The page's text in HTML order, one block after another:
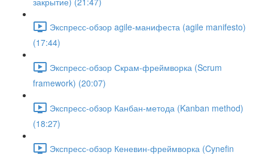
Экспресс-обзор agile-манифеста (agile manifesto)
(17:44)
Экспресс-обзор Скрам-фреймворка (Scrum
framework) (20:07)
Экспресс-обзор Канбан-метода (Kanban method)
(18:27)
Экспресс-обзор Кеневин-фреймворка (Cynefin